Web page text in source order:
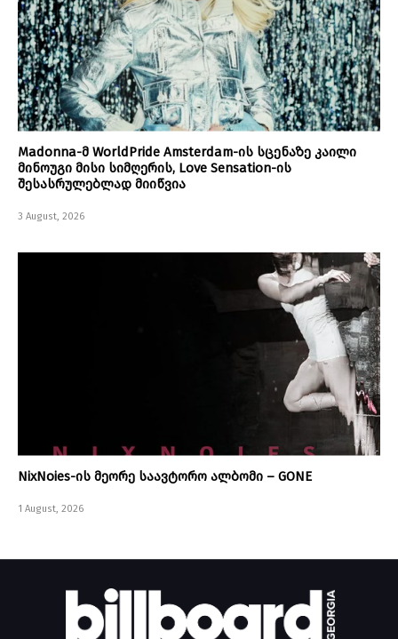
Madonna-მ WorldPride Amsterdam-ის სცენაზე კაილი
მინოუგი მისი სიმღერის, Love Sensation-ის
შესასრულებლად მიიწვია
3 August, 2026
NixNoies-ის მეორე საავტორო ალბომი – GONE
1 August, 2026